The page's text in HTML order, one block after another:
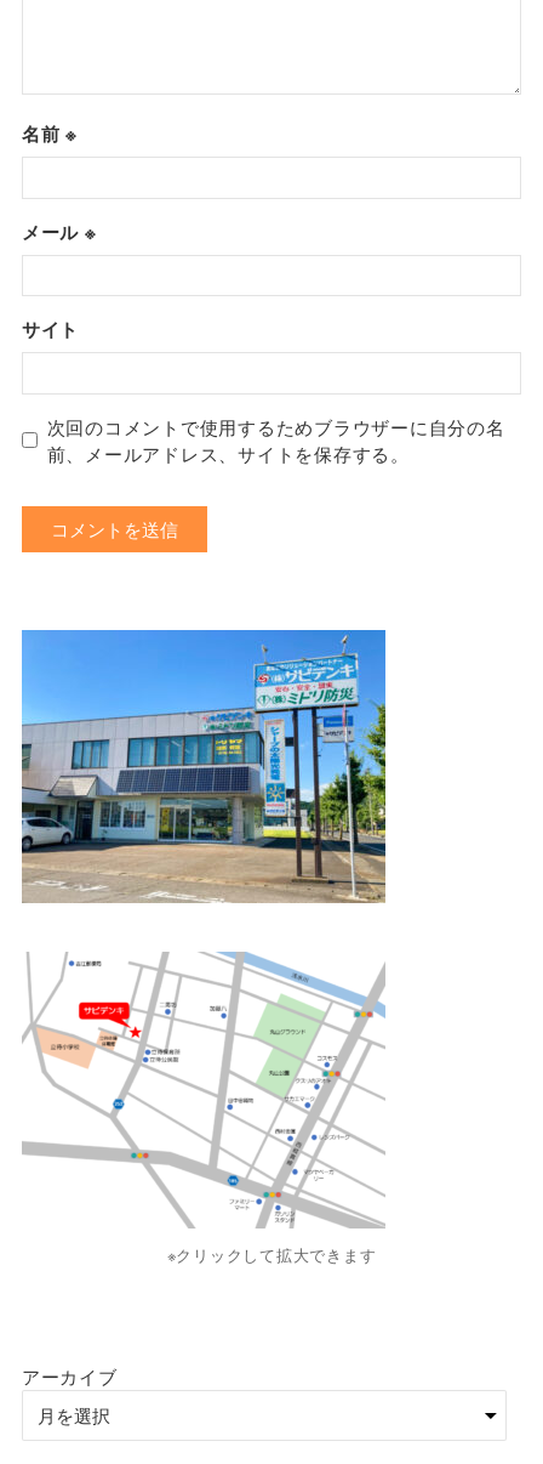
名前※
メール ※
サイト
次回のコメントで使用するためブラウザーに自分の名
前、メールアドレス、サイトを保存する。
※クリックして拡大できます
アーカイブ